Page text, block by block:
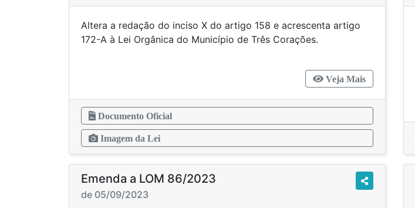
Altera a redação do inciso X do artigo 158 e acrescenta artigo
172-A à Lei Orgânica do Município de Três Corações.
Veja Mais
Documento Oficial
Imagem da Lei
Emenda a LOM 86/2023
de 05/09/2023